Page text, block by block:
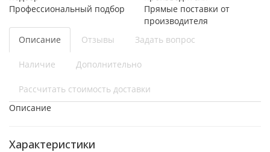
Профессиональный подбор
Прямые поставки от
производителя
Описание
Отзывы Задать вопрос
Наличие Дополнительно
Рассчитать стоимость доставки
Описание
Характеристики